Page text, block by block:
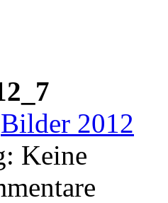
Bilder 2012
Keine